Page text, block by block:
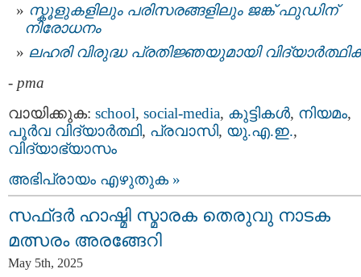
സ്കൂളുകളിലും പരിസരങ്ങളിലും ജങ്ക് ഫുഡിന്
നിരോധനം
ലഹരി വിരുദ്ധ പ്രതിജ്ഞയുമായി
- pma
വായിക്കുക: school, social-media, കുട്ടികള്‍, നിയമം,
പൂര്‍വ വിദ്യാര്‍ത്ഥി, പ്രവാസി, യു.എ.ഇ.,
വിദ്യാഭ്യാസം
അഭിപ്രായം എഴുതുക »
സഫ്ദർ ഹാഷ്മി സ്മാരക തെരുവു നാടക
മത്സരം അരങ്ങേറി
May 5th, 2025